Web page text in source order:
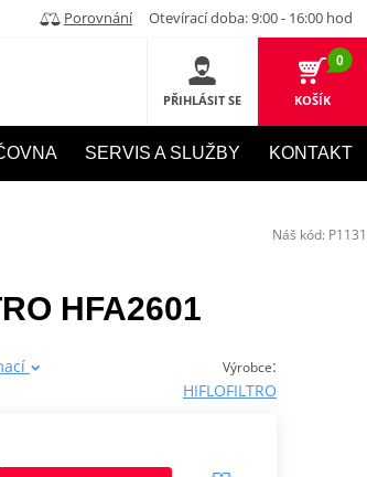
Porovnání Otevírací doba: 9:00 - 16:00 hod
PŘIHLÁSIT SE
0
KOŠÍK
SERVIS A SLUŽBY KONTAKT
HFA2601
Výrobce:
HIFLOFILTRO
Náš kód: P1131